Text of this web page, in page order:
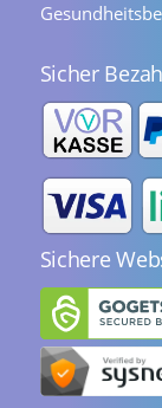
Sicher
Sichere